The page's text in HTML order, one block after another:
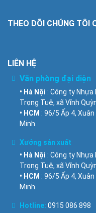
THEO DÕI CHÚNG TÔI
LIÊN HỆ
Văn phòng đại diện
• Hà Nội : Công ty
Trọng Tuệ, xã Vĩnh
• HCM : 96/5 Ấp 4,
Minh.
Xưởng sản xuất
• Hà Nội : Công ty
Trọng Tuệ, xã Vĩnh
• HCM : 96/5 Ấp 4,
Minh.
Hotline: 0915 086 898